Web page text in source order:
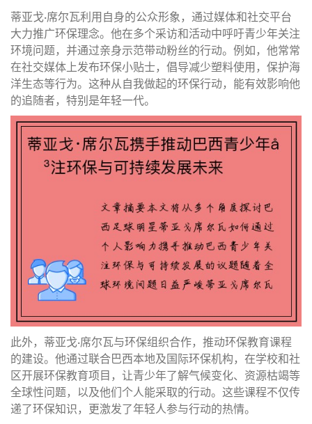
蒂亚戈·席尔瓦利用自身的公众形象，通过媒体和社交平台
大力推广环保理念。他在多个采访和活动中呼吁青少年关注
环境问题，并通过亲身示范带动粉丝的行动。例如，他常常
在社交媒体上发布环保小贴士，倡导减少塑料使用，保护海
洋生态等行为。这种从自我做起的环保行动，能有效影响他
的追随者，特别是年轻一代。
此外，蒂亚戈·席尔瓦与环保组织合作，推动环保教育课程
的建设。他通过联合巴西本地及国际环保机构，在学校和社
区开展环保教育项目，让青少年了解气候变化、资源枯竭等
全球性问题，以及他们个人能采取的行动。这些课程不仅传
递了环保知识，更激发了年轻人参与行动的热情。